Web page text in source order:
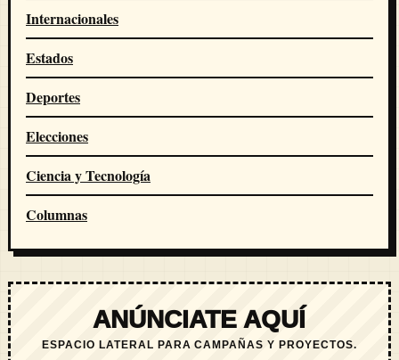
Internacionales
Estados
Deportes
Elecciones
Ciencia y Tecnología
Columnas
ANÚNCIATE AQUÍ
ESPACIO LATERAL PARA CAMPAÑAS Y PROYECTOS.